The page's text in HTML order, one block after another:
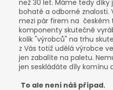
než 30 let. Máme tedy
bohaté a odborné znalosti.
mezi pár firem na českém
komponenty skutečně
kolik "výrobců" na trhu
z Vás totiž udělá výrobce
jen zabalíte na paletu.
jen seskládáte díly komínu
To ale není náš případ.